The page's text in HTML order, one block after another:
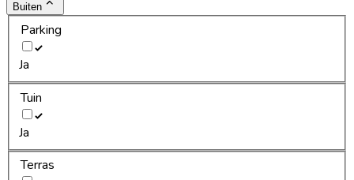
Buiten
Parking
Ja
Tuin
Ja
Terras